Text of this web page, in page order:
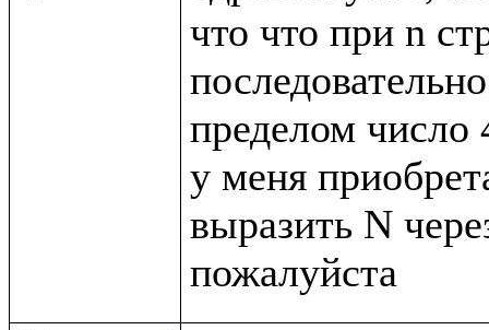
что что при n
пределом число
у меня
выразить N